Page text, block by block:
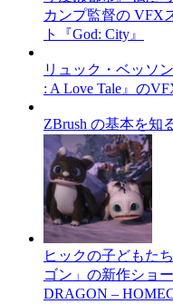
カンプ監督の VFX
ト『God: City』
リュック・ベッソ
: A Love Tale』の
ZBrush の基本を知
ヒックの子どもた
ゴン」の新作ショ
DRAGON –